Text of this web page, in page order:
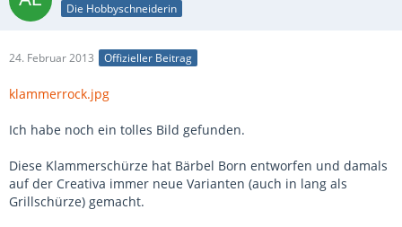
Die Hobbyschneiderin
24. Februar 2013 Offizieller Beitrag
klammerrock.jpg
Ich habe noch ein tolles Bild gefunden.
Diese Klammerschürze hat Bärbel Born entworfen und damals
auf der Creativa immer neue Varianten (auch in lang als
Grillschürze) gemacht.